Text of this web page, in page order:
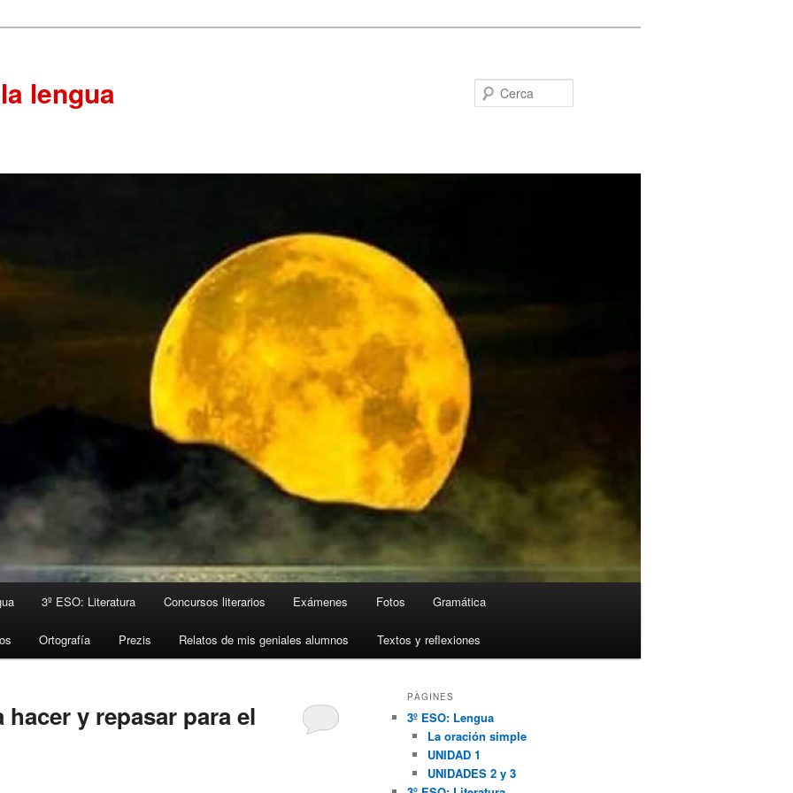
lengua
3º ESO: Literatura Concursos literarios Exámenes Fotos Gramática
Ortografía Prezis Relatos de mis geniales alumnos Textos y reflexiones
y repasar para el
PÀGINES
3º ESO: Lengua
La oración simple
UNIDAD 1
UNIDADES 2 y 3